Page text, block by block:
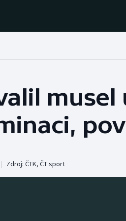
Baseball a softbal
Basketbal
Boby a skeleton
| Zdroj: ČTK, ČT sport